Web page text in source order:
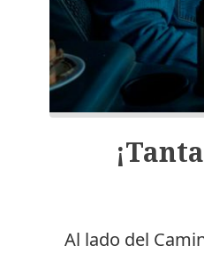
Al lado del